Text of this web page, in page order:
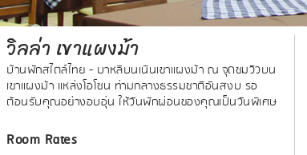
วิลล่า เขาแผงม้า
บ้านพักสไตล์ไทย - บาหลีบนเนินเขาแผงม้า ณ จุดชมวิวบน
เขาแผงม้า แหล่งโอโซน ท่ามกลางธรรมชาติอันสงบ รอ
ต้อนรับคุณอย่างอบอุ่น ให้วันพักผ่อนของคุณเป็นวันพิเศษ
Room Rates